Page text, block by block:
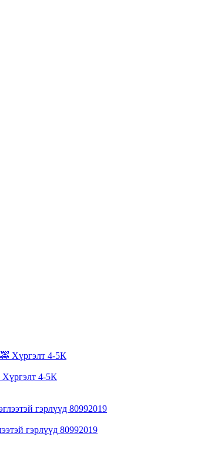
Хүргэлт 4-5К
гэрлүүд 80992019